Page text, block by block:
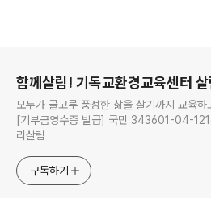
함께살림! 기독교환경교육센터 살
모두가 골고루 풍성한 삶을 살기까지 교육하
[기부금영수증 발급] 국민 343601-04-
리살림
구독하기